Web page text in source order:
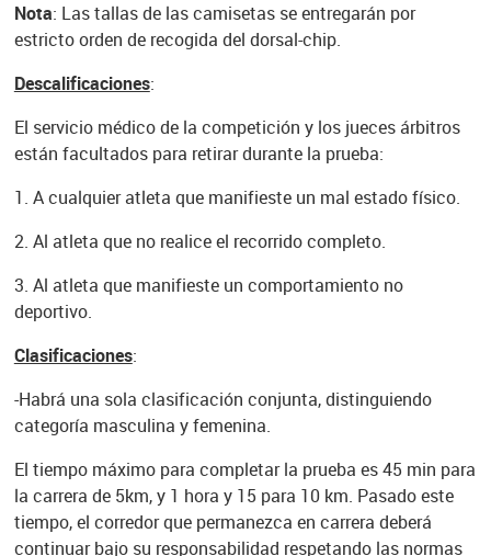
Nota: Las tallas de las camisetas se entregarán por
estricto orden de recogida del dorsal-chip.
Descalificaciones:
El servicio médico de la competición y los jueces árbitros
están facultados para retirar durante la prueba:
1. A cualquier atleta que manifieste un mal estado físico.
2. Al atleta que no realice el recorrido completo.
3. Al atleta que manifieste un comportamiento no
deportivo.
Clasificaciones:
-Habrá una sola clasificación conjunta, distinguiendo
categoría masculina y femenina.
El tiempo máximo para completar la prueba es 45 min para
la carrera de 5km, y 1 hora y 15 para 10 km. Pasado este
tiempo, el corredor que permanezca en carrera deberá
continuar bajo su responsabilidad respetando las normas